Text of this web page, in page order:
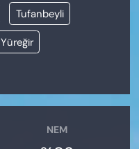
Tufanbeyli
Yüreğir
NEM